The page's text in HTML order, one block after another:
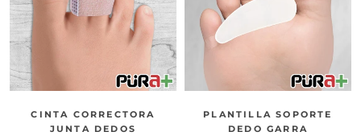
CINTA CORRECTORA
JUNTA DEDOS
PLANTILLA SOPORTE
DEDO GARRA